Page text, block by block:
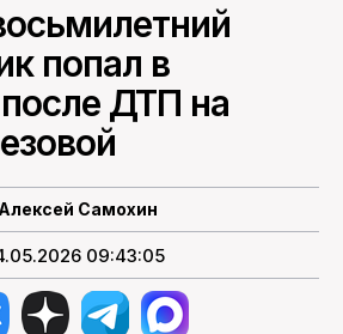
ПО САЙТУ
попал в
ДТП на
Алексей Самохин
09:43:05